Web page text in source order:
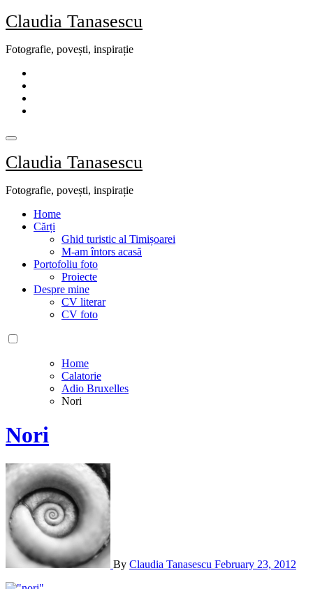
Skip
to
Claudia Tanasescu
Fotografie, povești, inspirație
Claudia Tanasescu
Fotografie, povești, inspirație
Home
Cărți
Ghid turistic al Timișoarei
M-am întors acasă
Portofoliu foto
Proiecte
Despre mine
CV literar
CV foto
Home
Calatorie
Adio Bruxelles
Nori
Nori
By Claudia Tanasescu February 23, 2012